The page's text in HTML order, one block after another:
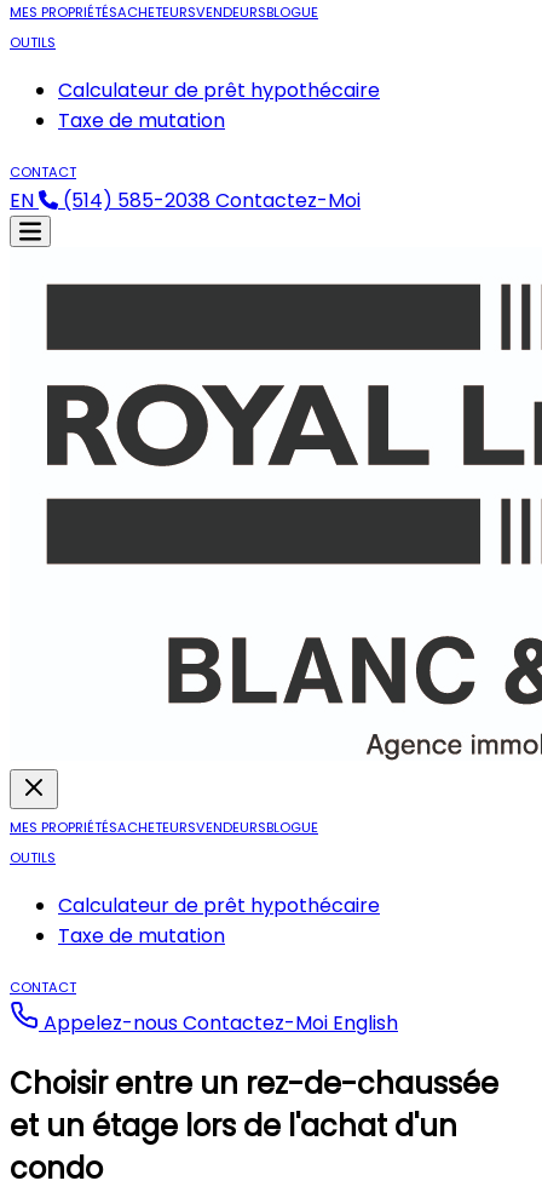
MES PROPRIÉTÉSACHETEURSVENDEURSBLOGUE
OUTILS
Calculateur de prêt hypothécaire
Taxe de mutation
CONTACT
EN (514) 585-2038Contactez-Moi
MES PROPRIÉTÉSACHETEURSVENDEURSBLOGUE
OUTILS
Calculateur de prêt hypothécaire
Taxe de mutation
CONTACT
Appelez-nousContactez-Moi English
Choisir entre un rez-de-chaussée
et un étage lors de l'achat d'un
condo